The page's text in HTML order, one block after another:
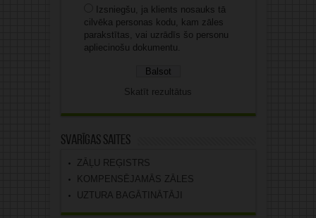
Izsniegšu, ja klients nosauks tā
cilvēka personas kodu, kam zāles
parakstītas, vai uzrādīs šo personu
apliecinošu dokumentu.
Skatīt rezultātus
Svarīgas saites
ZĀĻU REĢISTRS
KOMPENSĒJAMĀS ZĀLES
UZTURA BAGĀTINĀTĀJI